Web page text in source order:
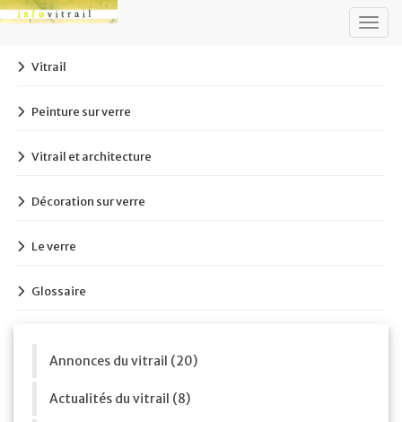
Vitrail
Peinture sur verre
Vitrail et architecture
Décoration sur verre
Le verre
Glossaire
Annonces du vitrail (20)
Actualités du vitrail (8)